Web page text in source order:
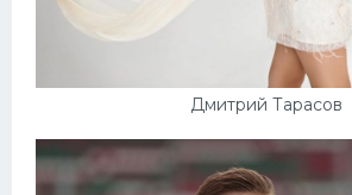
Дмитрий Тарасов